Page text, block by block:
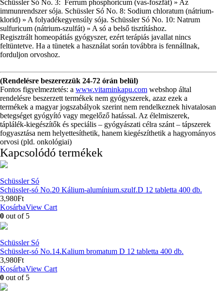
Schüssler Só No. 3: Ferrum phosphoricum (vas-foszfát) » Az
immunrendszer sója. Schüssler Só No. 8: Sodium chloratum (nátrium-
klorid) » A folyadékegyensúly sója. Schüssler Só No. 10: Natrum
sulfuricum (nátrium-szulfát) » A só a belső tisztításhoz.
Regisztrált homeopátiás gyógyszer, ezért terápiás javallat nincs
feltüntetve. Ha a tünetek a használat során továbbra is fennállnak,
forduljon orvoshoz.
(Rendelésre beszerezzük 24-72 órán belül)
Fontos figyelmeztetés: a www.vitaminkapu.com webshop által
rendelésre beszerzett termékek nem gyógyszerek, azaz ezek a
termékek a magyar jogszabályok szerint nem rendelkeznek hivatalosan
betegséget gyógyító vagy megelőző hatással. Az élelmiszerek,
táplálék-kiegészítők és speciális – gyógyászati célra szánt – tápszerek
fogyasztása nem helyettesíthetik, hanem kiegészíthetik a hagyományos
orvosi (pld. onkológiai)
Kapcsolódó termékek
Schüssler Só
Schüssler-só No.20 Kálium-alumínium.szulf.D 12 tabletta 400 db.
3,980Ft
KosárbaView Cart
0 out of 5
Schüssler Só
Schüssler-só No.14.Kalium bromatum D 12 tabletta 400 db.
3,980Ft
KosárbaView Cart
0 out of 5